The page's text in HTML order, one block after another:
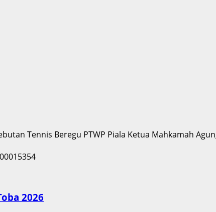
Tennis Beregu PTWP Piala Ketua Mahkamah
2026